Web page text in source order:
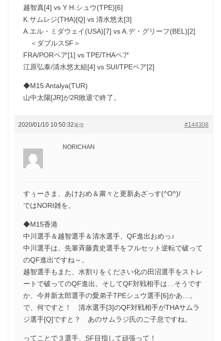
越智真[4] vs Y H.シュウ(TPE)[6]
K.サムレジ(THA)[Q] vs 清水悠太[3]
A.エル・ミダウェイ(USA)[7] vs A.デ・グリーフ(BEL)[2]
＜ダブルスSF＞
FRA/PORペア[1] vs TPE/THAペア
江原弘泰/清水悠太組[4] vs SUI/TPEペア[2]
◆M15 Antalya(TUR)
山中太陽[JR]が2R敗退で終了。
2020/01/10 10:50:32 #144308
返信
NORICHAN
すぅーさま、あけおめ＆粛々と更新あざっす(^O^)/
ではNORI雑を。
◆M15香港
中川選手＆越智選手＆清水選手、QF進出おめっ♪
中川選手は、先輩斉藤貴史選手をフルセット逆転で破って
のQF進出ですね～。
越智選手もまた、水割りをください化の田沼選手をストレ
ートで破ってのQF進出。そしてQF対戦相手は…そうです
か、今井新太郎選手の愛弟子TPEシュウ選手[6]かあ…。
で、何ですと！ 清水選手[3]のQF対戦相手がTHAサムラ
ジ選手[Q]ですと？ あのサムラジ氏のご子息ですね。
ってことで３選手、SF目指して頑張って！